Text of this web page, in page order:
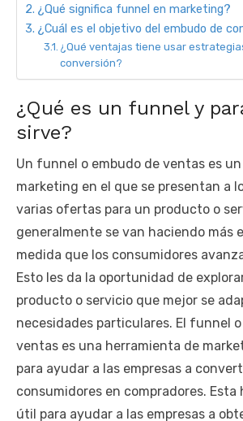
¿Qué significa funnel en marketing?
¿Cuál es el objetivo del embudo de
¿Qué ventajas tiene usar
conversión?
¿Qué es un funnel y
sirve?
Un funnel o embudo de ventas es
marketing en el que se presentan a
varias ofertas para un producto o
generalmente se van haciendo más
medida que los consumidores
Esto les da la oportunidad de
producto o servicio que mejor se
necesidades particulares. El funnel
ventas es una herramienta de
para ayudar a las empresas a
consumidores en compradores. Esta
útil para ayudar a las empresas a